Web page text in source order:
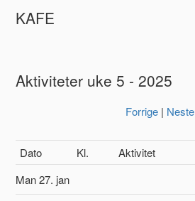
KAFE
Aktiviteter uke 5 - 2025
Forrige| Neste
Dato Kl. Aktivitet
Man27. jan